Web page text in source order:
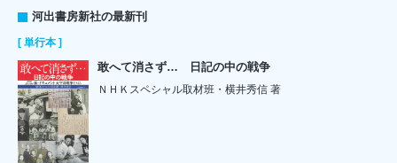
河出書房新社の最新刊
[ 単行本 ]
敢へて消さず… 日記の中の戦争
ＮＨＫスペシャル取材班・横井秀信 著